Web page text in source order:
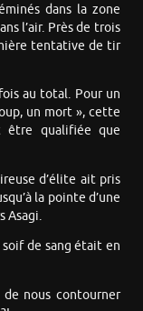
dans la zone
l’air. Près de trois
tentative de tir
au total. Pour un
un mort », cette
être qualifiée que
d’élite ait pris
la pointe d’une
Asagi.
de sang était en
nous contourner